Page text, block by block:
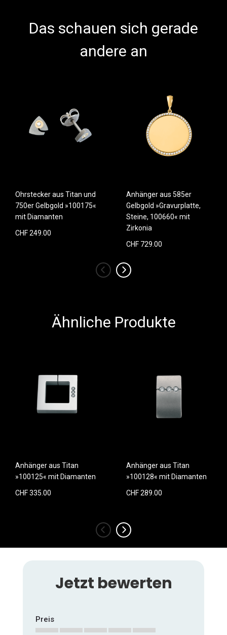
Das schauen sich gerade
andere an
Ohrstecker aus Titan und
750er Gelbgold »100175«
mit Diamanten
CHF 249.00
Anhänger aus 585er
Gelbgold »Gravurplatte,
Steine, 100660« mit
Zirkonia
CHF 729.00
‹ ›
Ähnliche Produkte
Anhänger aus Titan
»100125« mit Diamanten
CHF 335.00
Anhänger aus Titan
»100128« mit Diamanten
CHF 289.00
‹ ›
Jetzt bewerten
Preis